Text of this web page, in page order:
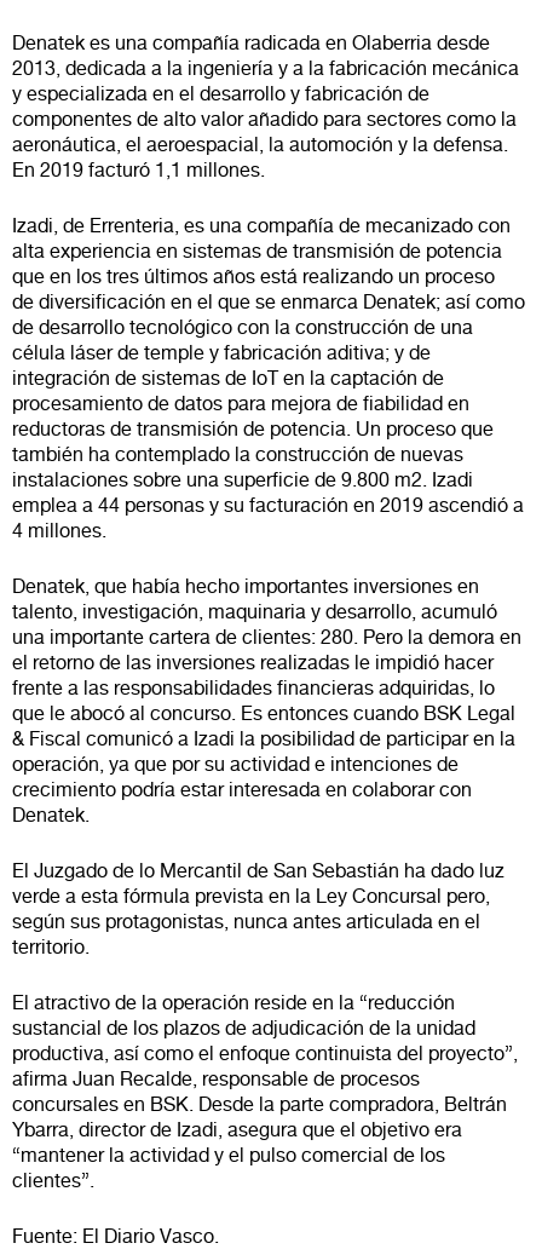
Denatek es una compañía radicada en Olaberria desde
2013, dedicada a la ingeniería y a la fabricación mecánica
y especializada en el desarrollo y fabricación de
componentes de alto valor añadido para sectores como la
aeronáutica, el aeroespacial, la automoción y la defensa.
En 2019 facturó 1,1 millones.
Izadi, de Errenteria, es una compañía de mecanizado con
alta experiencia en sistemas de transmisión de potencia
que en los tres últimos años está realizando un proceso
de diversificación en el que se enmarca Denatek; así como
de desarrollo tecnológico con la construcción de una
célula láser de temple y fabricación aditiva; y de
integración de sistemas de IoT en la captación de
procesamiento de datos para mejora de fiabilidad en
reductoras de transmisión de potencia. Un proceso que
también ha contemplado la construcción de nuevas
instalaciones sobre una superficie de 9.800 m2. Izadi
emplea a 44 personas y su facturación en 2019 ascendió a
4 millones.
Denatek, que había hecho importantes inversiones en
talento, investigación, maquinaria y desarrollo, acumuló
una importante cartera de clientes: 280. Pero la demora en
el retorno de las inversiones realizadas le impidió hacer
frente a las responsabilidades financieras adquiridas, lo
que le abocó al concurso. Es entonces cuando BSK Legal
& Fiscal comunicó a Izadi la posibilidad de participar en la
operación, ya que por su actividad e intenciones de
crecimiento podría estar interesada en colaborar con
Denatek.
El Juzgado de lo Mercantil de San Sebastián ha dado luz
verde a esta fórmula prevista en la Ley Concursal pero,
según sus protagonistas, nunca antes articulada en el
territorio.
El atractivo de la operación reside en la “reducción
sustancial de los plazos de adjudicación de la unidad
productiva, así como el enfoque continuista del proyecto”,
afirma Juan Recalde, responsable de procesos
concursales en BSK. Desde la parte compradora, Beltrán
Ybarra, director de Izadi, asegura que el objetivo era
“mantener la actividad y el pulso comercial de los
clientes”.
Fuente: El Diario Vasco.